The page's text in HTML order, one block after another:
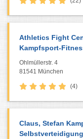
Athletics Fight
Kampfsport-
Ohlmüllerstr. 4
81541 München
(4)
Claus, Stefan